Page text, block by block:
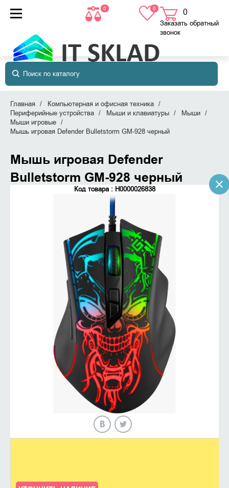
0 0 0
в корзине
Заказать обратный
звонок
Главная
Компьютерная и офисная техника
Периферийные устройства
Мыши и клавиатуры
Мыши
Мыши игровые
Мышь игровая Defender Bulletstorm GM-928 черный
Мышь игровая Defender
Bulletstorm GM-928 черный
Код товара : Н0000026838